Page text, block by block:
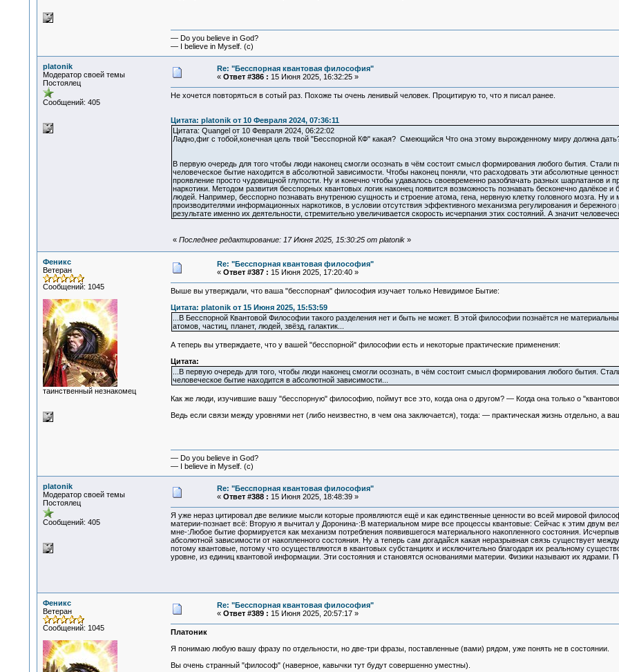
— Do you believe in God?
— I believe in Myself. (c)
platonik
Модератор своей темы
Постоялец
Сообщений: 405
Re: "Бесспорная квантовая философия"
« Ответ #386 : 15 Июня 2025, 16:32:25 »
Не хочется повторяться в сотый раз. Похоже ты очень ленивый человек. Процитирую то, что я писал ранее.
Цитата: platonik от 10 Февраля 2024, 07:36:11
Цитата: Quangel от 10 Февраля 2024, 06:22:02
Ладно,фиг с тобой,конечная цель твой "Бесспорной КФ" какая? Смеющийся Что она этому вырожденному миру должна
В первую очередь для того чтобы люди наконец смогли осознать в чём состоит смысл формирования любого бытия. Стали
человеческое бытие находится в абсолютной зависимости. Чтобы наконец поняли, что расходовать эти абсолютные
проявление просто чудовищной глупости. Ну и конечно чтобы удавалось своевременно разоблачать разных шарлатанов
наркотики. Методом развития бесспорных квантовых логик наконец появится возможность познавать бесконечно далёкое
людей. Например, бесспорно познавать внутренюю сущность и строение атома, гена, нервную клетку головного мозга.
производителями информационных наркотиков, в условии отсутствия эффективного механизма регулирования и
результате именно их деятельности, стремительно увеличивается скорость исчерпания этих состояний. А значит
« Последнее редактирование: 17 Июня 2025, 15:30:25 от platonik»
Феникс
Ветеран
Сообщений: 1045
таинственный незнакомец
Re: "Бесспорная квантовая философия"
« Ответ #387 : 15 Июня 2025, 17:20:40 »
Выше вы утверждали, что ваша "бесспорная" философия изучает только Невидимое Бытие:
Цитата: platonik от 15 Июня 2025, 15:53:59
...В Бесспорной Квантовой Философии такого разделения нет и быть не может. В этой философии познаётся не
атомов, частиц, планет, людей, звёзд, галактик...
А теперь вы утверждаете, что у вашей "бесспорной" философии есть и некоторые практические применения:
Цитата:
...В первую очередь для того, чтобы люди наконец смогли осознать, в чём состоит смысл формирования любого бытия.
человеческое бытие находится в абсолютной зависимости...
Как же люди, изучившие вашу "бесспорную" философию, поймут все это, когда она о другом? — Когда она только о
Ведь если связи между уровнями нет (либо неизвестно, в чем она заключается), тогда: — практическая жизнь отдельно, а
— Do you believe in God?
— I believe in Myself. (c)
platonik
Модератор своей темы
Постоялец
Сообщений: 405
Re: "Бесспорная квантовая философия"
« Ответ #388 : 15 Июня 2025, 18:48:39 »
Я уже нераз цитировал две великие мысли которые проявляются ещё и как единственные ценности во всей мировой
материи-познает всё: Вторую я вычитал у Доронина-:В материальном мире все процессы квантовые: Сейчас к этим двум
мне-:Любое бытие формируется как механизм потребления появившегося материального накопленного состояния.
абсолютной зависимости от накопленного состояния. Ну а теперь сам догадайся какая неразрывная связь существует
потому квантовые, потому что осуществляются в квантовых субстанциях и исключительно благодаря их реальному
уровне, из единиц квантовой информации. Эти состояния и становятся основаниями материи. Физики называют их
Феникс
Ветеран
Сообщений: 1045
Re: "Бесспорная квантовая философия"
« Ответ #389 : 15 Июня 2025, 20:57:17 »
Платоник
Я понимаю любую вашу фразу по отдельности, но две-три фразы, поставленные (вами) рядом, уже понять не в состоянии.
Вы очень странный "философ" (наверное, кавычки тут будут совершенно уместны).